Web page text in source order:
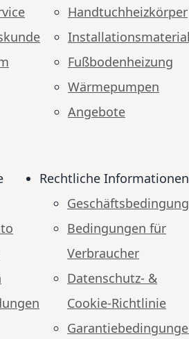
Handtuchheizkörper
Fußbodenheizung
Wärmepumpen
Angebote
Rechtliche Informationen
Bedingungen für
Verbraucher
Datenschutz- &
Cookie-Richtlinie